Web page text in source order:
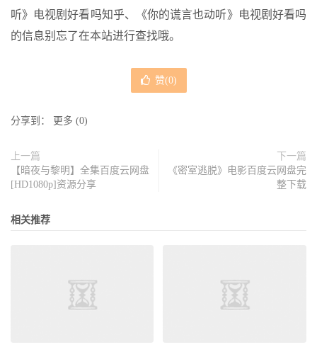
听》电视剧好看吗知乎、《你的谎言也动听》电视剧好看吗
的信息别忘了在本站进行查找哦。
赞(0)
分享到： 更多 (0)
上一篇
【暗夜与黎明】全集百度云网盘
[HD1080p]资源分享
下一篇
《密室逃脱》电影百度云网盘完
整下载
相关推荐